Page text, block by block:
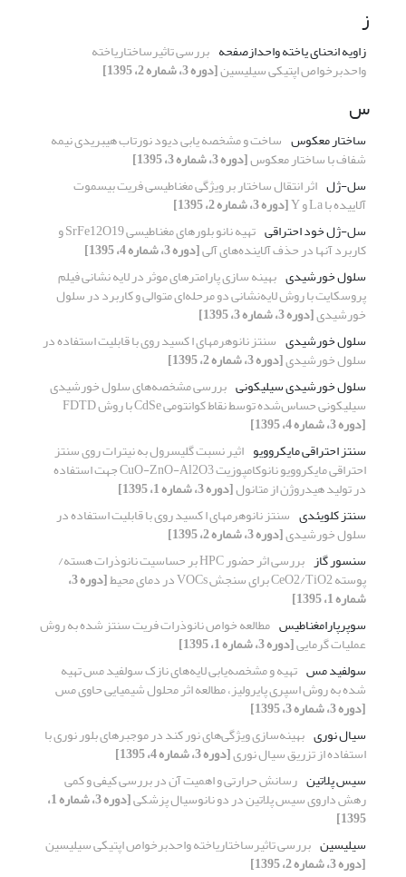
ز
زاویه انحنای یاخته واحدازصفحه بررسی تاثیرساختاریاخته
واحدبرخواص اپتیکی سیلیسین[دوره 3، شماره 2، 1395]
س
ساختار معکوس ساخت و مشخصه یابی دیود نورتاب هیبریدی نیمه‌
شفاف با ساختار معکوس[دوره 3، شماره 3، 1395]
سل-ژل اثر انتقال ساختار بر ویژگی مغناطیسی فریت بیسموت
آلاییده با La و Y
[دوره 3، شماره 2، 1395]
سل-ژل خود احتراقی
تهیه نانو بلور‌های مغناطیسی SrFe12O19 و
کاربرد آنها در حذف آلاینده‌های آلی[دوره 3، شماره 4، 1395]
سلول خورشیدی بهینه سازی پارامترهای موثر در لایه نشانی فیلم
پروسکایت با روش لایه‌نشانی دو مرحله‌ای متوالی و کاربرد در سلول
خورشیدی[دوره 3، شماره 3، 1395]
سلول خورشیدی سنتز نانوهرمهای ا کسید روی با قابلیت استفاده در
سلول خورشیدی[دوره 3، شماره 2، 1395]
سلول خورشیدی سیلیکونی بررسی مشخصه‌های سلول خورشیدی
سیلیکونی حساس‌شده توسط نقاط کوانتومی CdSe با روش FDTD
[دوره 3، شماره 4، 1395]
سنتز احتراقی مایکروویو اثیر نسبت گلیسرول به نیترات روی سنتز
احتراقی مایکروویو نانوکامپوزیت CuO-ZnO-Al2O3 جهت استفاده
در تولید هیدروژن از متانول[دوره 3، شماره 1، 1395]
سنتز کلویئدی سنتز نانوهرمهای ا کسید روی با قابلیت استفاده در
سلول خورشیدی[دوره 3، شماره 2، 1395]
سنسور گاز
بررسی اثر حضور HPC بر حساسیت نانوذرات هسته/
پوسته CeO2/TiO2 برای سنجش VOCs در دمای محیط [دوره 3،
شماره 1، 1395]
سوپرپارامغناطیس مطالعه خواص نانوذرات فریت سنتز شده به روش
عملیات گرمایی[دوره 3، شماره 1، 1395]
سولفید مس تهیه و مشخصه‌یابی لایه‌های نازک سولفید مس تهیه
شده به روش اسپری پایرولیز، مطالعه اثر محلول شیمیایی حاوی مس
[دوره 3، شماره 3، 1395]
سیال نوری بهینه‌سازی ویژگی‌های نور کند در موجبرهای بلور نوری با
استفاده از تزریق سیال نوری[دوره 3، شماره 4، 1395]
سیس پلاتین رسانش حرارتی و اهمیت آن در بررسی کیفی و کمی
رهش داروی سیس پلاتین در دو نانوسیال پزشکی [دوره 3، شماره 1،
1395]
سیلیسین بررسی تاثیرساختاریاخته واحدبرخواص اپتیکی سیلیسین
[دوره 3، شماره 2، 1395]